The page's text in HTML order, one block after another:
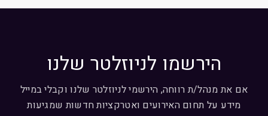
הירשמו לניוזלטר שלנו
אם את מנהל/ת רווחה, הירשמי לניוזלטר שלנו וקבלי במייל
מידע על תחום האירועים ואטרקציות חדשות שמגיעות